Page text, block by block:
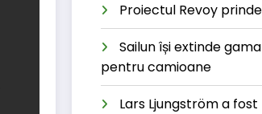
Proiectul Revoy
Sailun își extinde
pentru camioane
Lars Ljungström a